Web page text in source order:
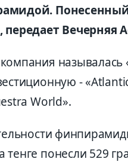
Вечерняя
называлась
-
World».
понесли 529